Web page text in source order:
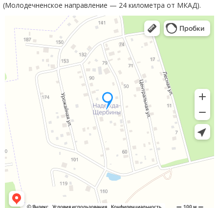
(Молодечненское направление — 24 километра от МКАД).